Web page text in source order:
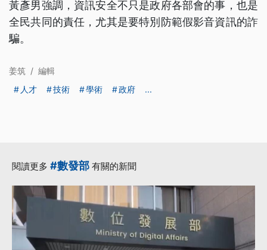
黃彥男強調，資訊安全不只是政府各部會的事，也是
全民共同的責任，尤其是要特別防範假影音資訊的詐
騙。
姜筑 / 編輯
人才
技術 學術 政府 ...
閱讀更多 #數發部 有關的新聞